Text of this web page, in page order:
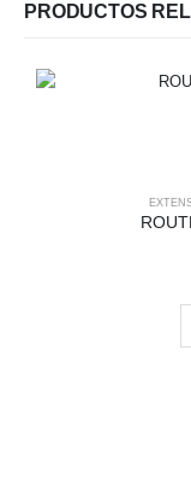
PRODUCTOS